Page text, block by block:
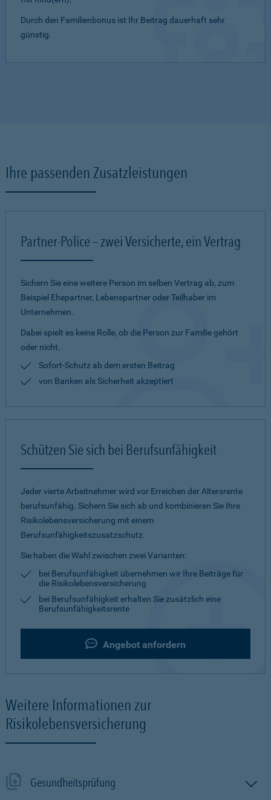
Durch den Familienbonus ist Ihr Beitrag dauerhaft sehr
günstig.
Ihre passenden Zusatzleistungen
Partner-Police – zwei Versicherte, ein Vertrag
Sichern Sie eine weitere Person im selben Vertrag ab, zum
Beispiel Ehepartner, Lebenspartner oder Teilhaber im
Unternehmen.
Dabei spielt es keine Rolle, ob die Person zur Familie gehört
oder nicht.
Sofort-Schutz ab dem ersten Beitrag
von Banken als Sicherheit akzeptiert
Schützen Sie sich bei Berufsunfähigkeit
Jeder vierte Arbeitnehmer wird vor Erreichen der Altersrente
berufsunfähig. Sichern Sie sich ab und kombinieren Sie Ihre
Risikolebensversicherung mit einem
Berufsunfähigkeitszusatzschutz.
Sie haben die Wahl zwischen zwei Varianten:
bei Berufsunfähigkeit übernehmen wir Ihre Beiträge für
die Risikolebensversicherung
bei Berufsunfähigkeit erhalten Sie zusätzlich eine
Berufsunfähigkeitsrente
Angebot anfordern
Weitere Informationen zur
Risikolebensversicherung
Gesundheitsprüfung